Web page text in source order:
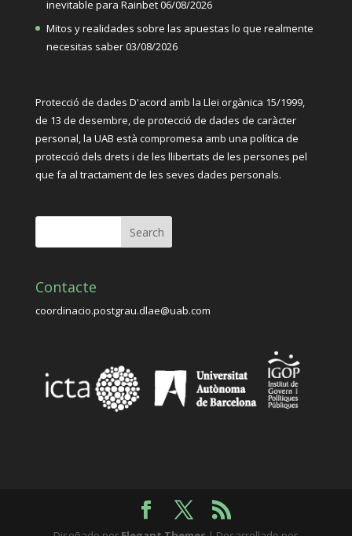
inevitable para Rainbet06/08/2026
Mitos y realidades sobre las apuestas lo que realmente
necesitas saber03/08/2026
Protecció de dades D'acord amb la Llei orgànica 15/1999,
de 13 de desembre, de protecció de dades de caràcter
personal, la UAB està compromesa amb una política de
protecció dels drets i de les llibertats de les persones pel
que fa al tractament de les seves dades personals.
Contacte
coordinacio.postgrau.dlae@uab.com